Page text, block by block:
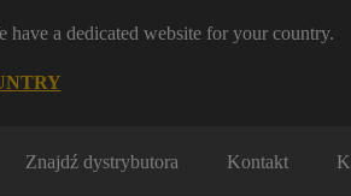
have a dedicated website for your country.
Znajdź dystrybutora Kontakt